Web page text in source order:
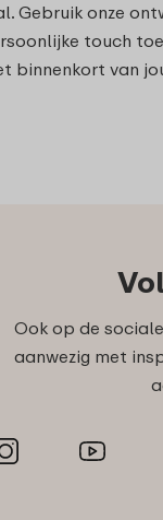
Gebruik onze
touch
binnenkort van
Ook op de
aanwezig met